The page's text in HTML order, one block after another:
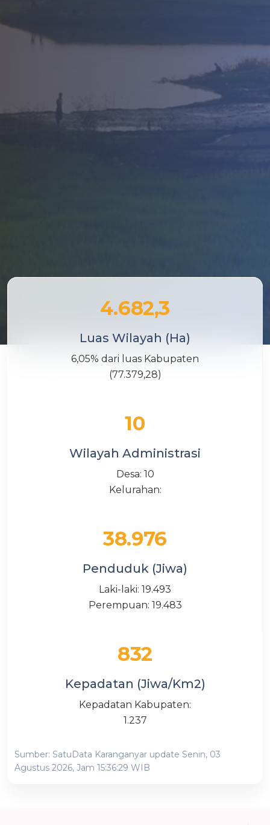
4.682,3
Luas Wilayah (Ha)
6,05% dari luas Kabupaten
(77.379,28)
10
Wilayah Administrasi
Desa: 10
Kelurahan:
38.976
Penduduk (Jiwa)
Laki-laki: 19.493
Perempuan: 19.483
832
Kepadatan (Jiwa/Km2)
Kepadatan Kabupaten:
1.237
Sumber: SatuData Karanganyar update Senin, 03
Agustus 2026, Jam 15:36:29 WIB